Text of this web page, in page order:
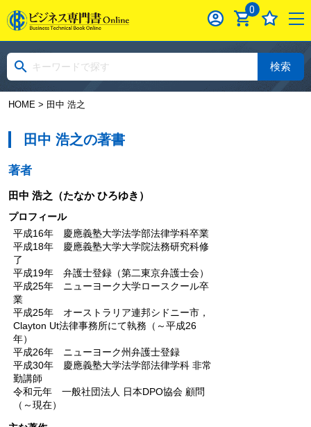
0
検索
HOME> 田中 浩之
田中 浩之の著書
著者
田中 浩之 （たなか ひろゆき）
プロフィール
平成16年 慶應義塾大学法学部法律学科卒業
平成18年 慶應義塾大学大学院法務研究科修
了
平成19年 弁護士登録（第二東京弁護士会）
平成25年 ニューヨーク大学ロースクール卒
業
平成25年 オーストラリア連邦シドニー市，
Clayton Ut法律事務所にて執務（～平成26
年）
平成26年 ニューヨーク州弁護士登録
平成30年 慶應義塾大学法学部法律学科 非常
勤講師
令和元年 一般社団法人 日本DPO協会 顧問
（～現在）